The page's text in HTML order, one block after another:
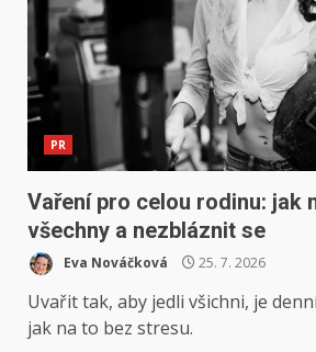
PR
Vaření pro celou rodinu: jak
všechny a nezbláznit se
Eva Nováčková 25. 7. 2026
Uvařit tak, aby jedli všichni, je
jak na to bez stresu.